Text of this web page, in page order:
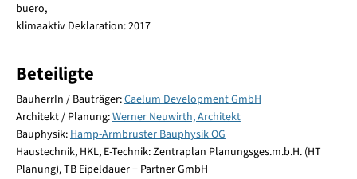
buero,
klimaaktiv Deklaration: 2017
Beteiligte
BauherrIn / Bauträger:Caelum Development GmbH
Architekt / Planung:Werner Neuwirth, Architekt
Bauphysik:Hamp-Armbruster Bauphysik OG
Haustechnik, HKL, E-Technik: Zentraplan Planungsges.m.b.H. (HT
Planung), TB Eipeldauer + Partner GmbH